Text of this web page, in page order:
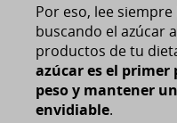
Por eso, lee
buscando el azúcar
productos de tu
azúcar es el
peso y mantener
envidiable.